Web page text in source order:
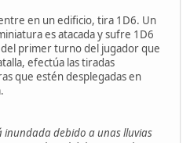
en un edificio, tira 1D6. Un
es atacada y sufre 1D6
primer turno del jugador que
efectúa las tiradas
que estén desplegadas en
inundada debido a unas lluvias